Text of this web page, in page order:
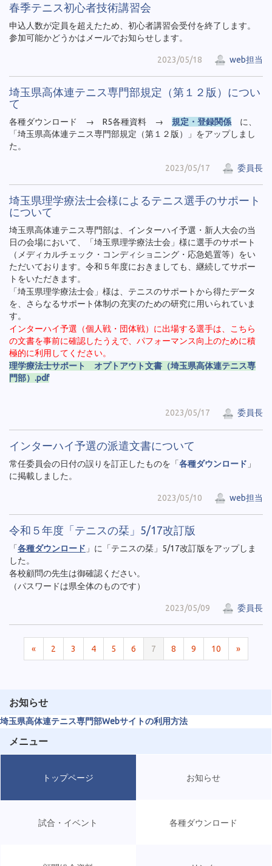
春季テニス初心者技術講習会
申込人数が定員を超えたため、初心者講習会受付を終了します。
参加可能かどうかはメールでお知らせします。
2023/05/18 web担当
埼玉県高体連テニス専門部規定（第１２版）につい
て
各種ダウンロード → R5各種資料 → 規定・登録関係 に、
「埼玉県高体連テニス専門部規定（第１２版）」をアップしまし
た。
2023/05/17 委員長
埼玉県理学療法士会様によるテニス選手のサポート
について
埼玉県高体連テニス専門部は、インターハイ予選・新人大会の当
日の会場において、「埼玉県理学療法士会」様に選手のサポート
（メディカルチェック・コンディショニング・応急処置等）をい
ただいております。令和５年度におきましても、継続してサポー
トをいただきます。
「埼玉県理学療法士会」様は、テニスのサポートから得たデータ
を、さらなるサポート体制の充実のための研究に用いられていま
す。
インターハイ予選（個人戦・団体戦）に出場する選手は、こちら
の文書を事前に確認したうえで、パフォーマンス向上のために積
極的に利用してください。
理学療法士サポート オプトアウト文書（埼玉県高体連テニス専
門部）.pdf
2023/05/17 委員長
インターハイ予選の派遣文書について
常任委員会の日付の誤りを訂正したものを「各種ダウンロード 」
に掲載しました。
2023/05/10 web担当
令和５年度「テニスの栞」5/17改訂版
「各種ダウンロード 」に「テニスの栞」5/17改訂版をアップしま
した。
各校顧問の先生は御確認ください。
（パスワードは県全体のものです）
2023/05/09 委員長
« 2 3 4 5 6 7 8 9 10 »
お知らせ
埼玉県高体連テニス専門部Webサイトの利用方法
メニュー
トップページ お知らせ
試合・イベント 各種ダウンロード